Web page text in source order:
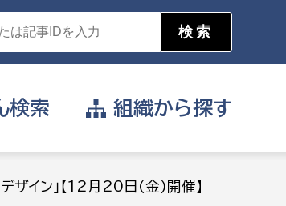
検索
択
組織から探す
ザイン」【12月20日(金)開催】